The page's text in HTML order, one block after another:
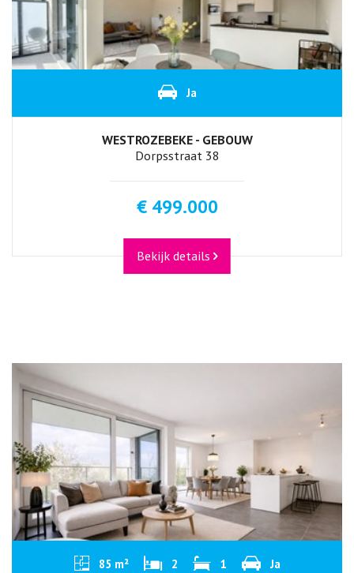
Ja
WESTROZEBEKE - GEBOUW
Dorpsstraat 38
€ 499.000
Bekijk details
85 m² 2 1 Ja